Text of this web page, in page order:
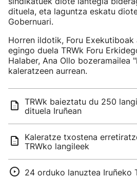
dituela, eta laguntza eskatu
Gobernuari.
Horren ildotik, Foru Exekutiboak
egingo duela TRWk Foru
Halaber, Ana Ollo bozeramailea
kaleratzeen aurrean.
TRWk baieztatu du 250
dituela Iruñean
Kaleratze txostena
TRWko langileek
24 orduko lanuztea Iruñeko